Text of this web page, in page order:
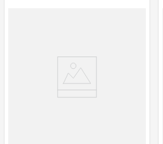
Producto (kg)